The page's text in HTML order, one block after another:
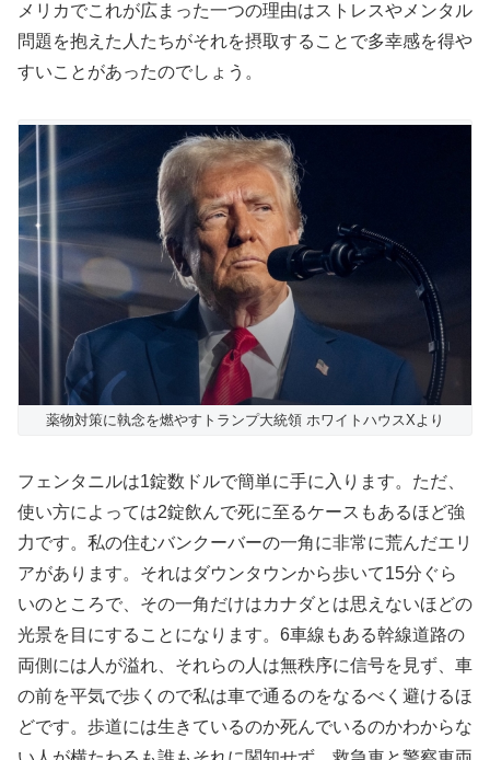
メリカでこれが広まった一つの理由はストレスやメンタル
問題を抱えた人たちがそれを摂取することで多幸感を得や
すいことがあったのでしょう。
薬物対策に執念を燃やすトランプ大統領 ホワイトハウスXより
フェンタニルは1錠数ドルで簡単に手に入ります。ただ、
使い方によっては2錠飲んで死に至るケースもあるほど強
力です。私の住むバンクーバーの一角に非常に荒んだエリ
アがあります。それはダウンタウンから歩いて15分ぐら
いのところで、その一角だけはカナダとは思えないほどの
光景を目にすることになります。6車線もある幹線道路の
両側には人が溢れ、それらの人は無秩序に信号を見ず、車
の前を平気で歩くので私は車で通るのをなるべく避けるほ
どです。歩道には生きているのか死んでいるのかわからな